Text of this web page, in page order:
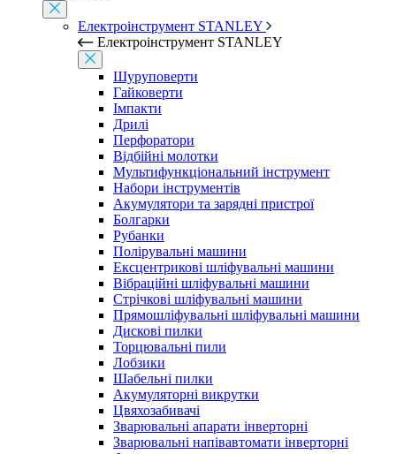
Електроінструмент STANLEY
Електроінструмент STANLEY
Шуруповерти
Гайковерти
Імпакти
Дрилі
Перфоратори
Відбійні молотки
Мультифункціональний інструмент
Набори інструментів
Акумулятори та зарядні пристрої
Болгарки
Рубанки
Полірувальні машини
Ексцентрикові шліфувальні машини
Вібраційні шліфувальні машини
Стрічкові шліфувальні машини
Прямошліфувальні шліфувальні машини
Дискові пилки
Торцювальні пили
Лобзики
Шабельні пилки
Акумуляторні викрутки
Цвяхозабивачі
Зварювальні апарати інверторні
Зварювальні напівавтомати інверторні